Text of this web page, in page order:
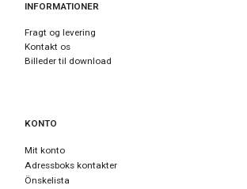
INFORMATIONER
Fragt og levering
Kontakt os
Billeder til download
KONTO
Mit konto
Adressboks kontakter
Önskelista